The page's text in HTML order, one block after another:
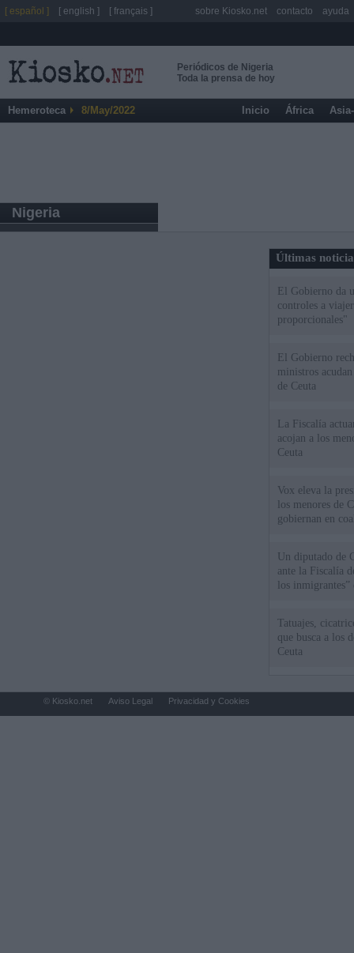
Periódicos de Nigeria
Toda la prensa de hoy
Hemeroteca 8/May/2022 Inicio África
Nigeria
Últimas
El Gobierno da
controles a
proporcionales"
El Gobierno
ministros
de Ceuta
La Fiscalía
acojan a los
Ceuta
Vox eleva la
los menores de
gobiernan en
Un diputado de
ante la Fiscalía
los inmigrantes”
Tatuajes,
que busca a los
Ceuta
[ español ] [ english ] [ français ] sobre Kiosko.net contacto ayuda
© Kiosko.net Aviso Legal Privacidad y Cookies